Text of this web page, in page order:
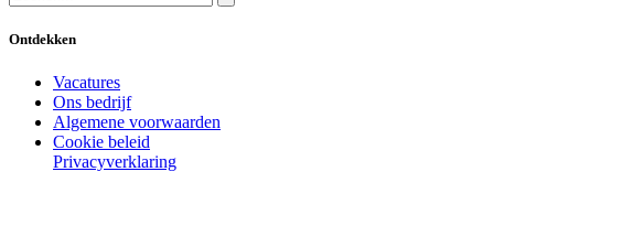
Ontdekken
Vacatures
Ons bedrijf
Algemene voorwaarden
Cookie beleid
Privacyverklaring